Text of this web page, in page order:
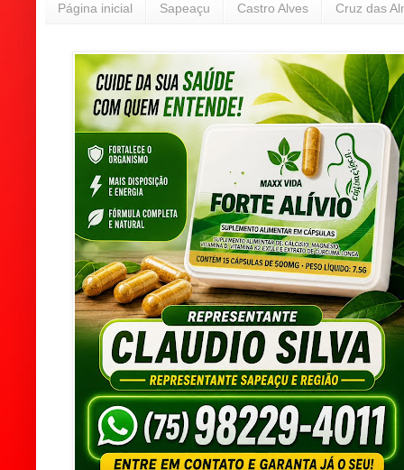
Página inicial Sapeaçu Castro Alves Cruz das